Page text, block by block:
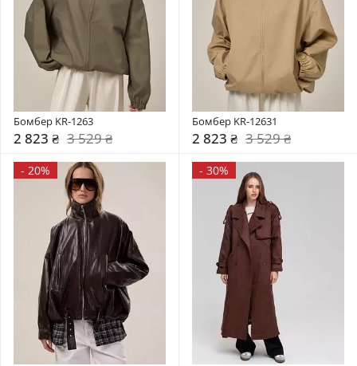
Бомбер KR-1263
2 823 ₴ 3 529 ₴
Бомбер KR-12631
2 823 ₴ 3 529 ₴
- 20% - 30%